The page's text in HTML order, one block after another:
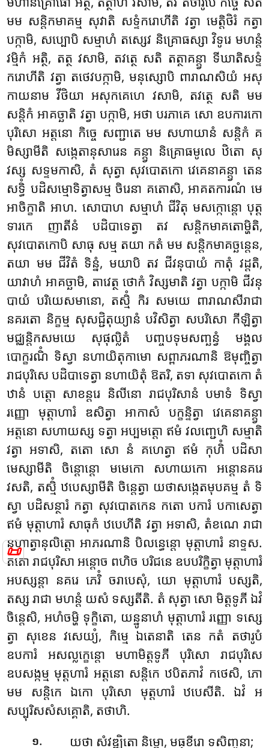
📜
មម សន្តិកមាគម្ម សុវាតិ សទ្ទំករោហីតិ វត្វា មេត្តិថិរំ កត្វា
បក្កាមិ, សប្បោបិ សម្មាហំ តស្សេវ និគ្រោធស្សា វិទូរេ មហន្តំ
វម្មិកំ អត្ថិ, តត្ថ វសាមិ, តវត្ថេ សតិ តត្ថាគន្ត្វា ទីឃាតិសទ្ទំ
ករោហីតិ វត្វា តថេវបក្កាមិ, មនុស្សោបិ ពារាណសិយំ អសុ
កាយនាម វីថិយា អសុកគេហេ វសាមិ, តវត្ថេ សតិ មម
សន្តិកំ អាគច្ឆាតិ វត្វា បក្កាមិ, អថា បរភាគេ សោ ឧបការកោ
បុរិសោ អត្តនោ កិច្ចេ សញ្ជាតេ មម សហាយានំ សន្តិកំ គ
មិស្សាមីតិ សង្កេតានុសារេន គន្ត្វា និគ្រោធមូលេ ឋិតោ សុ
វស្ស សទ្ទមកាសិ, តំ សុត្វា សុវបោតកោ វេគេនាគន្ត្វា តេន
សទ្ធិំ បដិសម្មោទិត្វាសម្ម ចិរេនា គតោសិ, អាគតការណំ មេ
អាចិក្ខាតិ អាហ. សោបាហ សម្មាហំ ជីវិតុ មសក្កោន្តោ បុត្ត
ទារកេ ញាតីនំ បដិបាទេត្វា តវ សន្តិកមាគតោម្ហិតិ,
សុវបោតកោបិ សាធុ សម្ម តយា កតំ មម សន្តិកមាគច្ឆន្តេន,
តយា មម ជីវិតំ ទិន្នំ, មយាបិ តវ ជីវនុបាយំ កាតុំ វដ្ដតិ,
យាវាហំ អាគច្ឆាមិ, តាវេត្ថ ថោកំ វិស្សមាតិ វត្វា បក្កាមិ ជីវនុ
បាយំ បរិយេសមានោ, តស្មិំ កិរ សមយេ ពារាណសីរាជា
នគរតោ និក្ខម្ម សុសជ្ជិតុយ្យានំ បវិសិត្វា សបរិសោ កីឡិត្វា
មជ្ឈន្តិកសមយេ សុផុល្លិតំ បញ្ចបទុមសញ្ឆន្វំ មង្គល
បោក្ខរណិំ ទិស្វា នហាយិតុកាមោ សព្ពាភរណានិ ឱមុញ្ចិត្វា
រាជបុរិសេ បដិបាទេត្វា នហាយិតុំ ឱតរិ, តទា សុវបោតកោ តំ
ឋានំ បត្តោ សាខន្តរេ និលីនោ រាជបុរិសានំ បមាទំ ទិស្វា
រញ្ញោ មុត្តាហារំ ឌសិត្វា អាកាសំ បក្ខន្ទិត្វា វេគេនាគន្ត្វា
អត្តនោ សហាយស្ស ទត្វា អប្បមត្តោ ឥមំ វលញ្ជេហិ សម្មាតិ
វត្វា អទាសិ, តតោ សោ នំ គហេត្វា ឥមំ កុហិំ បដិសា
មេស្សាមីតិ ចិន្តោន្តោ មមេកោ សហាយកោ អន្តោនគរេ
វសតិ, តស្មិំ ឋបេស្សាមីតិ ចិន្តេត្វា យថាសង្កេតមុបគម្ម តំ ទិ
ស្វា បដិសន្ថារំ កត្វា សុវបោតកេន កតោ បការំ បកាសេត្វា
ឥមំ មុត្តាហារំ សាធុកំ ឋបេហីតិ វត្វា អទាសិ, តំខណេ រាជា
នហាត្វានុលិត្តោ អាភរណានិ បិលន្ធេន្តោ មុត្តាហារំ នាទ្ទស.
តតោ រាជបុរិសា អន្តោច ពហិច បរិជនេ ឧបបរិក្ខិត្វា មុត្តាហារំ
អបស្សន្តា នគរេ ភេរិំ ចរាបេសុំ, យោ មុត្តាហារំ បស្សតិ,
តស្ស រាជា មហន្តំ យសំ ទស្សតីតិ. តំ សុត្វា សោ មិត្តទូភី ឯវំ
ចិន្តេសិ, អហំចម្ហិ ទុក្ខិតោ, យន្នូនាហំ មុត្តាហារំ រញ្ញោ ទស្សេ
ត្វា សុខេន វសេយ្យំ, កិម្មេ ឯតេនាតិ តេន កតំ តថារូបំ
ឧបការំ អសល្លក្ខេន្តោ មហាមិត្តទូភី បុរិសោ រាជបុរិសេ
ឧបសង្កម្ម មុត្តហារំ អត្តនោ សន្តិកេ ឋបិតភាវំ កថេសិ, ភោ
មម សន្តិកេ ឯកោ បុរិសោ មុត្តហារំ ឋបេសីតិ. ឯវំ អ
សប្បុរិសសំសគ្គោតិ, តថាហិ.
១. យថា សំវឌ្ឍិតោ និម្ពោ, មធុខីរោ ទសិញ្ចនា;